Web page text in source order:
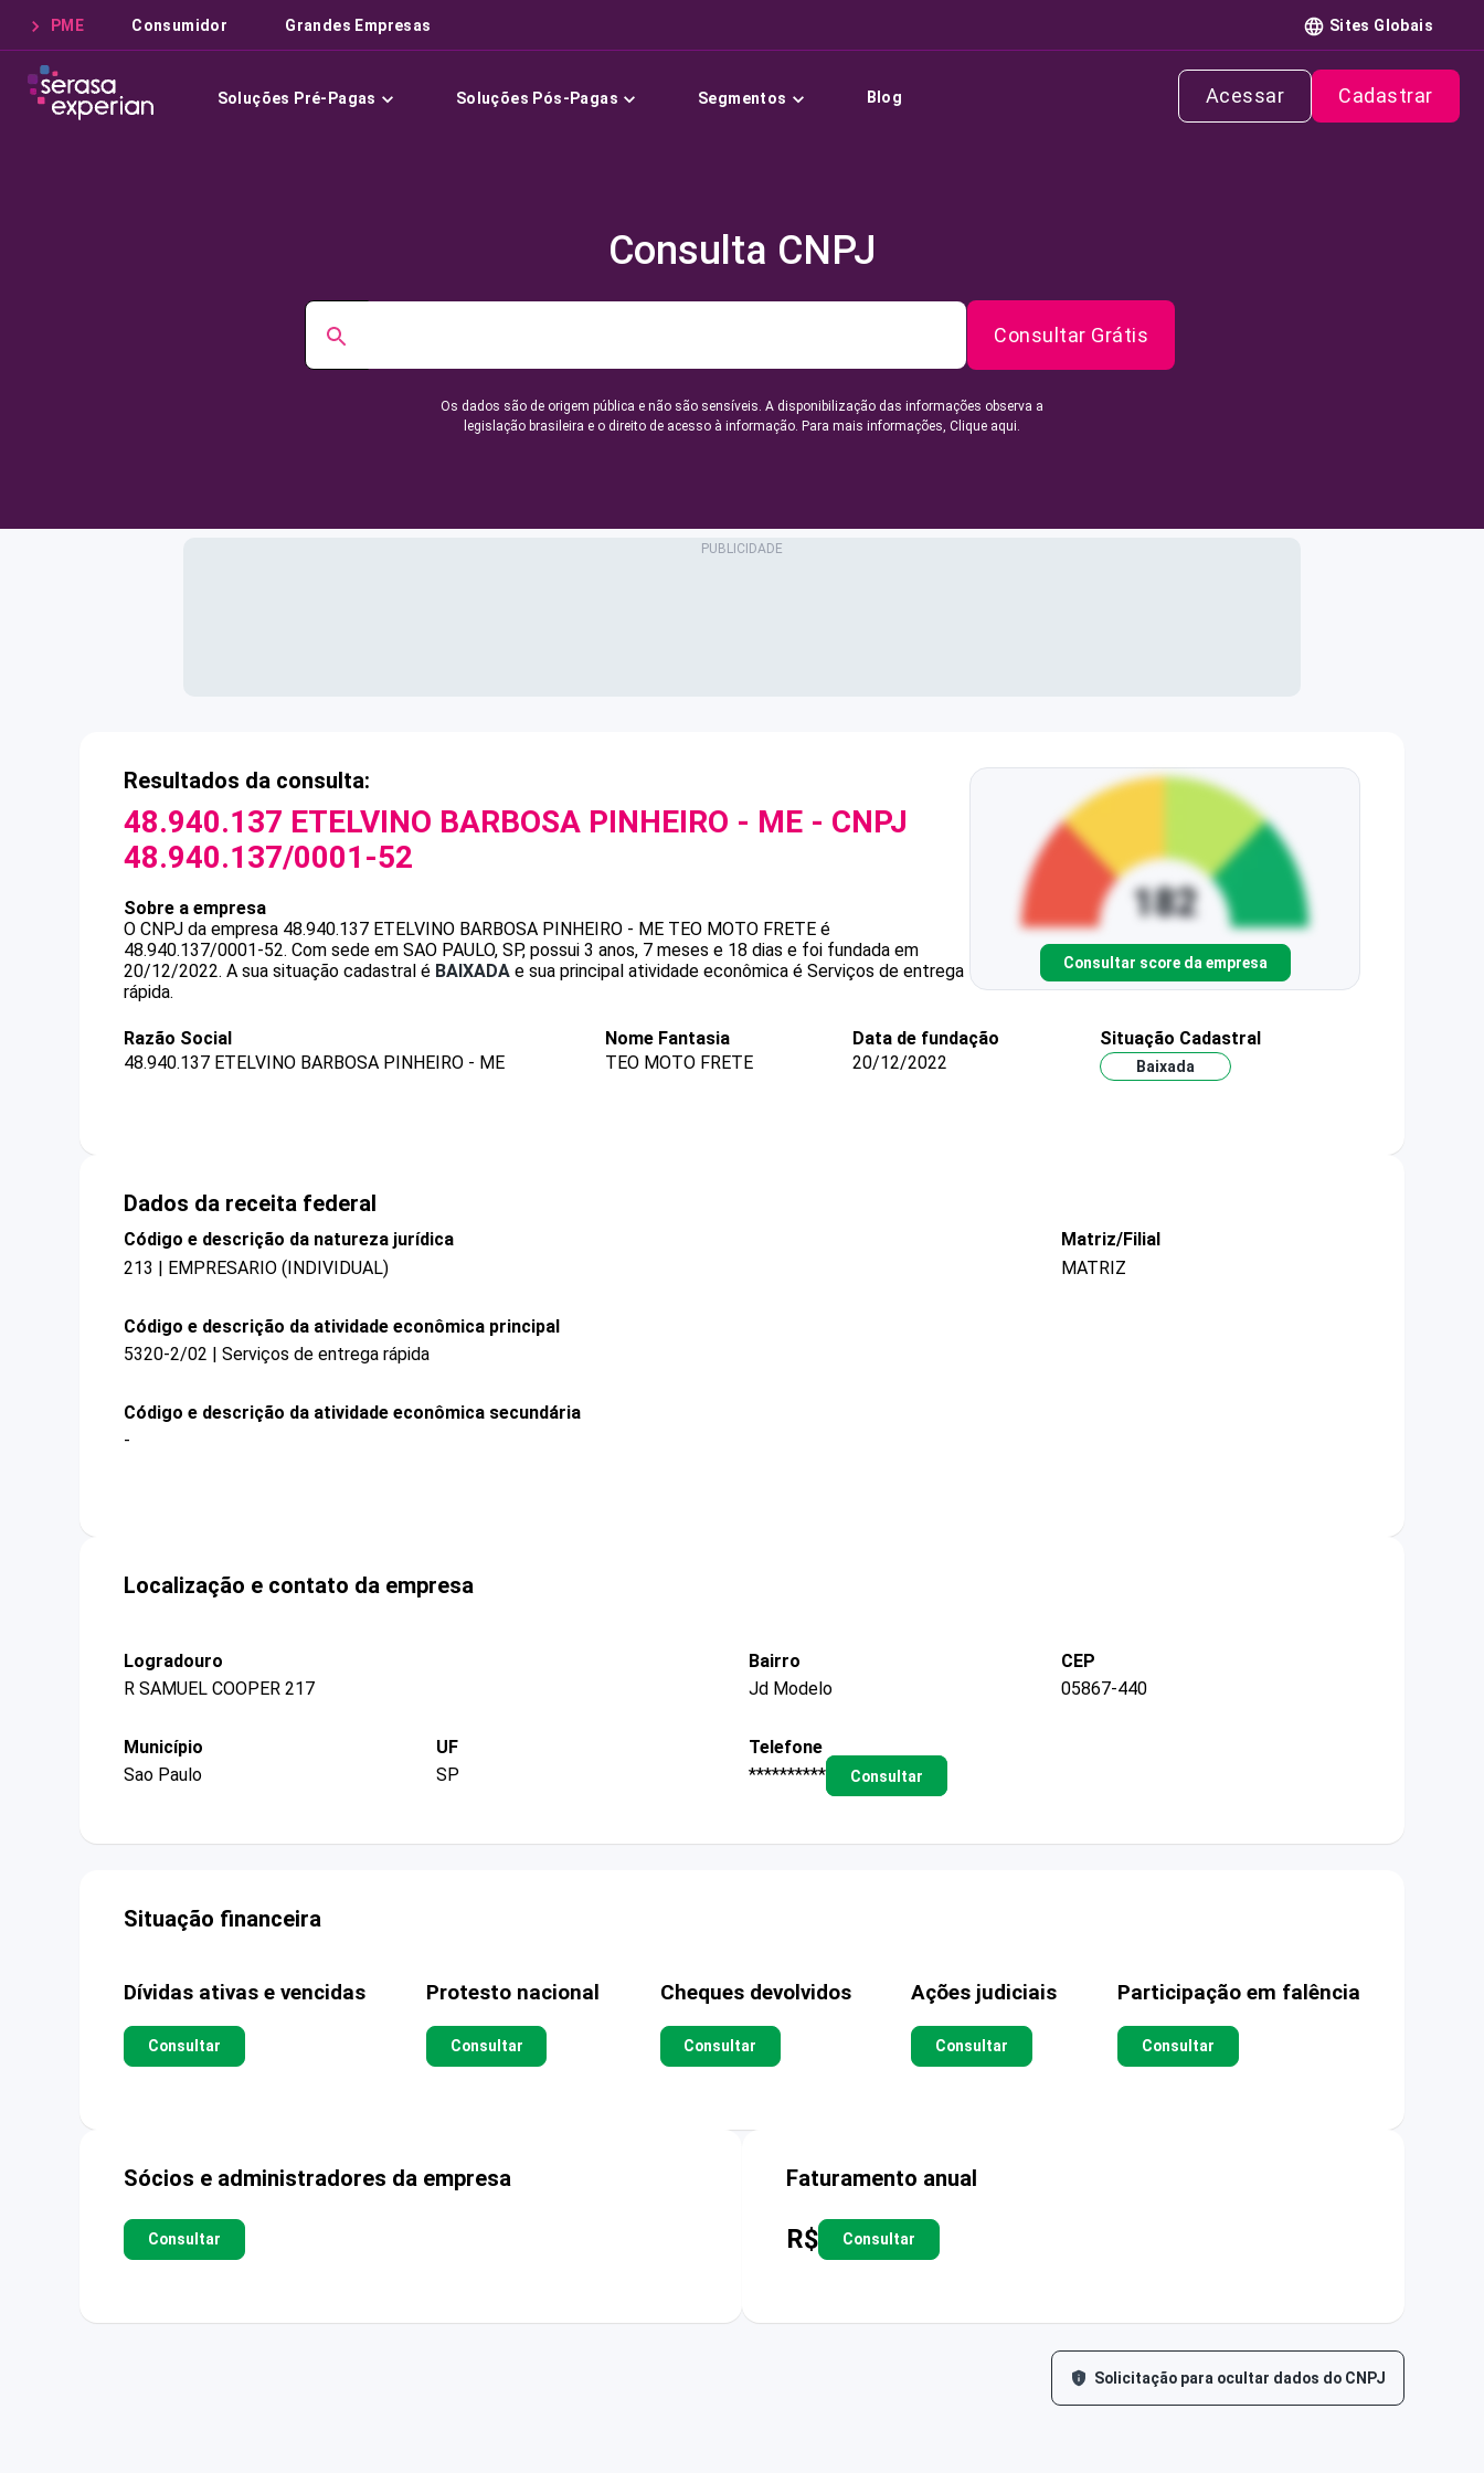
PME Consumidor Grandes Empresas Sites Globais
Soluções Pré-Pagas Soluções Pós-Pagas Segmentos Blog Acessar Cadastrar
Consulta CNPJ
Consultar Grátis
Os dados são de origem pública e não são sensíveis. A disponibilização das informações observa a
legislação brasileira e o direito de acesso à informação. Para mais informações, Clique aqui.
Resultados da consulta:
48.940.137 ETELVINO BARBOSA PINHEIRO - ME - CNPJ
48.940.137/0001-52
Sobre a empresa
O CNPJ da empresa 48.940.137 ETELVINO BARBOSA PINHEIRO - ME TEO MOTO FRETE é
48.940.137/0001-52. Com sede em SAO PAULO, SP, possui 3 anos, 7 meses e 18 dias e foi fundada em
20/12/2022. A sua situação cadastral é BAIXADA e sua principal atividade econômica é Serviços de entrega
rápida.
Consultar score da empresa
Razão Social
48.940.137 ETELVINO BARBOSA PINHEIRO - ME
Nome Fantasia
TEO MOTO FRETE
Data de fundação
20/12/2022
Situação Cadastral
Baixada
Dados da receita federal
Código e descrição da natureza jurídica
213 | EMPRESARIO (INDIVIDUAL)
Matriz/Filial
MATRIZ
Código e descrição da atividade econômica principal
5320-2/02 | Serviços de entrega rápida
Código e descrição da atividade econômica secundária
-
Localização e contato da empresa
Logradouro
R SAMUEL COOPER 217
Bairro
Jd Modelo
CEP
05867-440
Município
Sao Paulo
UF
SP
Telefone
**********
Consultar
Situação financeira
Dívidas ativas e vencidas
Consultar
Protesto nacional
Consultar
Cheques devolvidos
Consultar
Ações judiciais
Consultar
Participação em falência
Consultar
Sócios e administradores da empresa
Consultar
Faturamento anual
R$ Consultar
Solicitação para ocultar dados do CNPJ